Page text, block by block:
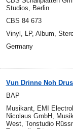
Studios, Berlin
CBS 84 673
Vinyl, LP, Album,
Germany
Vun Drinne Noh
BAP
Musikant, EMI
Nicolaus GmbH,
West, Tonstudio